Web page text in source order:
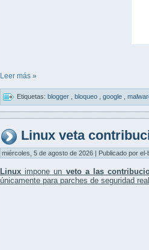
Leer más »
Etiquetas: blogger bloqueo google
Linux veta
miércoles, 5 de agosto de 2026 | Publicado por el-
Linux impone un veto a las
únicamente para parches de seguridad